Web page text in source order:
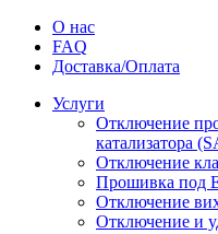
О нас
FAQ
Доставка/Оплата
Услуги
Отключение
катализатора
Отключение
Прошивка под
Отключение
Отключение и